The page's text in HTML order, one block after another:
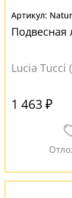
Подвесная
Lucia Tucci
1 463 ₽